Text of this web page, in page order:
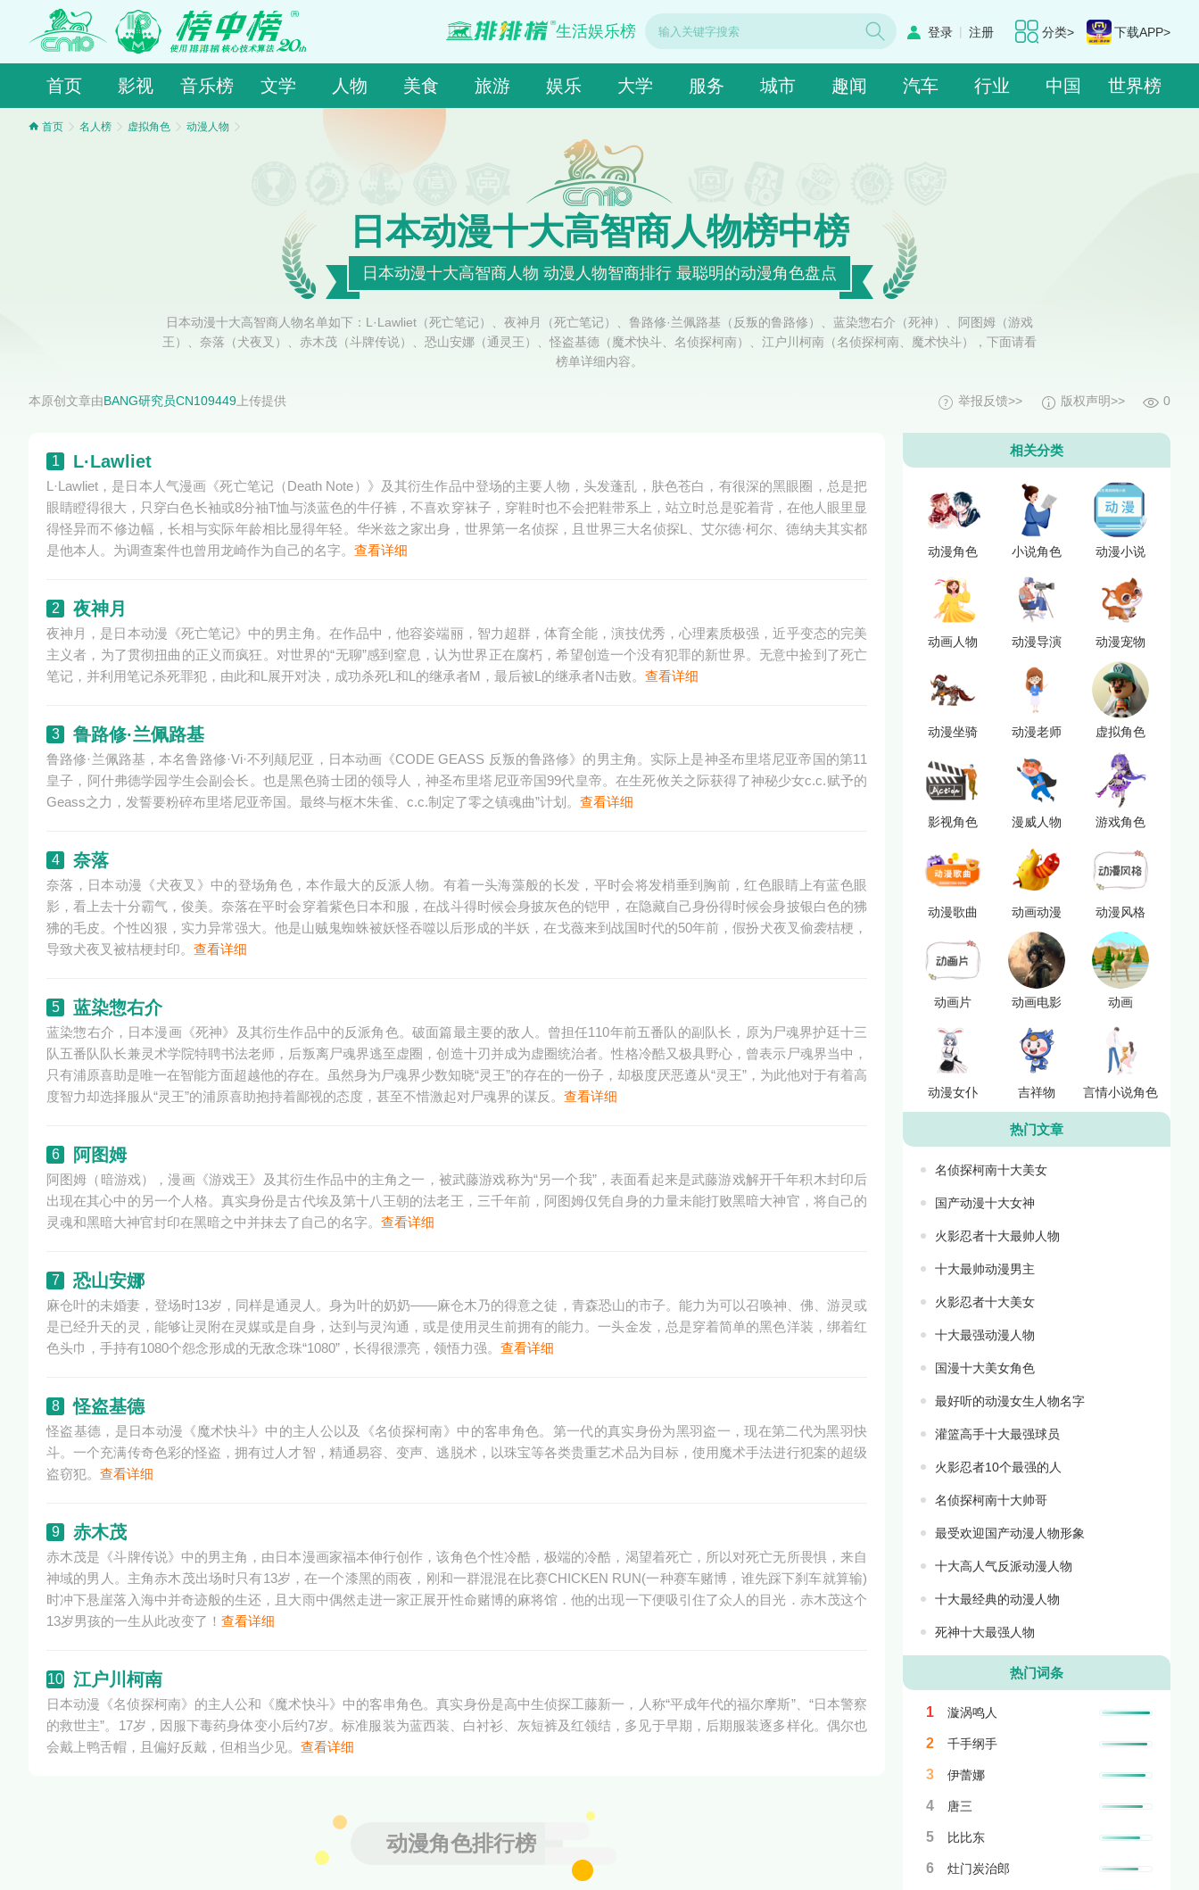
分类> 下载APP>
登录 | 注册
生活娱乐榜
首页 影视 音乐榜 文学 人物 美食 旅游 娱乐 大学 服务 城市 趣闻 汽车 行业 中国 世界榜
首页 名人榜 虚拟角色 动漫人物
日本动漫十大高智商人物榜中榜
日本动漫十大高智商人物 动漫人物智商排行 最聪明的动漫角色盘点
日本动漫十大高智商人物名单如下：L·Lawliet（死亡笔记）、夜神月（死亡笔记）、鲁路修·兰佩路基（反叛的鲁路修）、蓝染惣右介（死神）、阿图姆（游戏
王）、奈落（犬夜叉）、赤木茂（斗牌传说）、恐山安娜（通灵王）、怪盗基德（魔术快斗、名侦探柯南）、江户川柯南（名侦探柯南、魔术快斗），下面请看
榜单详细内容。
本原创文章由BANG研究员CN109449上传提供 0
版权声明>>
举报反馈>>
1 L·Lawliet
L·Lawliet，是日本人气漫画《死亡笔记（Death Note）》及其衍生作品中登场的主要人物，头发蓬乱，肤色苍白，有很深的黑眼圈，总是把
眼睛瞪得很大，只穿白色长袖或8分袖T恤与淡蓝色的牛仔裤，不喜欢穿袜子，穿鞋时也不会把鞋带系上，站立时总是驼着背，在他人眼里显
得怪异而不修边幅，长相与实际年龄相比显得年轻。华米兹之家出身，世界第一名侦探，且世界三大名侦探L、艾尔德·柯尔、德纳夫其实都
是他本人。为调查案件也曾用龙崎作为自己的名字。 查看详细
2 夜神月
夜神月，是日本动漫《死亡笔记》中的男主角。在作品中，他容姿端丽，智力超群，体育全能，演技优秀，心理素质极强，近乎变态的完美
主义者，为了贯彻扭曲的正义而疯狂。对世界的“无聊”感到窒息，认为世界正在腐朽，希望创造一个没有犯罪的新世界。无意中捡到了死亡
笔记，并利用笔记杀死罪犯，由此和L展开对决，成功杀死L和L的继承者M，最后被L的继承者N击败。 查看详细
3 鲁路修·兰佩路基
鲁路修·兰佩路基，本名鲁路修·Vi·不列颠尼亚，日本动画《CODE GEASS 反叛的鲁路修》的男主角。实际上是神圣布里塔尼亚帝国的第11
皇子，阿什弗德学园学生会副会长。也是黑色骑士团的领导人，神圣布里塔尼亚帝国99代皇帝。在生死攸关之际获得了神秘少女c.c.赋予的
Geass之力，发誓要粉碎布里塔尼亚帝国。最终与枢木朱雀、c.c.制定了零之镇魂曲”计划。 查看详细
4 奈落
奈落，日本动漫《犬夜叉》中的登场角色，本作最大的反派人物。有着一头海藻般的长发，平时会将发梢垂到胸前，红色眼睛上有蓝色眼
影，看上去十分霸气，俊美。奈落在平时会穿着紫色日本和服，在战斗得时候会身披灰色的铠甲，在隐藏自己身份得时候会身披银白色的狒
狒的毛皮。个性凶狠，实力异常强大。他是山贼鬼蜘蛛被妖怪吞噬以后形成的半妖，在戈薇来到战国时代的50年前，假扮犬夜叉偷袭桔梗，
导致犬夜叉被桔梗封印。 查看详细
5 蓝染惣右介
蓝染惣右介，日本漫画《死神》及其衍生作品中的反派角色。破面篇最主要的敌人。曾担任110年前五番队的副队长，原为尸魂界护廷十三
队五番队队长兼灵术学院特聘书法老师，后叛离尸魂界逃至虚圈，创造十刃并成为虚圈统治者。性格冷酷又极具野心，曾表示尸魂界当中，
只有浦原喜助是唯一在智能方面超越他的存在。虽然身为尸魂界少数知晓“灵王”的存在的一份子，却极度厌恶遵从“灵王”，为此他对于有着高
度智力却选择服从“灵王”的浦原喜助抱持着鄙视的态度，甚至不惜激起对尸魂界的谋反。 查看详细
6 阿图姆
阿图姆（暗游戏），漫画《游戏王》及其衍生作品中的主角之一，被武藤游戏称为“另一个我”，表面看起来是武藤游戏解开千年积木封印后
出现在其心中的另一个人格。真实身份是古代埃及第十八王朝的法老王，三千年前，阿图姆仅凭自身的力量未能打败黑暗大神官，将自己的
灵魂和黑暗大神官封印在黑暗之中并抹去了自己的名字。 查看详细
7 恐山安娜
麻仓叶的未婚妻，登场时13岁，同样是通灵人。身为叶的奶奶——麻仓木乃的得意之徒，青森恐山的市子。能力为可以召唤神、佛、游灵或
是已经升天的灵，能够让灵附在灵媒或是自身，达到与灵沟通，或是使用灵生前拥有的能力。一头金发，总是穿着简单的黑色洋装，绑着红
色头巾，手持有1080个怨念形成的无敌念珠“1080”，长得很漂亮，领悟力强。 查看详细
8 怪盗基德
怪盗基德，是日本动漫《魔术快斗》中的主人公以及《名侦探柯南》中的客串角色。第一代的真实身份为黑羽盗一，现在第二代为黑羽快
斗。一个充满传奇色彩的怪盗，拥有过人才智，精通易容、变声、逃脱术，以珠宝等各类贵重艺术品为目标，使用魔术手法进行犯案的超级
盗窃犯。 查看详细
9 赤木茂
赤木茂是《斗牌传说》中的男主角，由日本漫画家福本伸行创作，该角色个性冷酷，极端的冷酷，渴望着死亡，所以对死亡无所畏惧，来自
神域的男人。主角赤木茂出场时只有13岁，在一个漆黑的雨夜，刚和一群混混在比赛CHICKEN RUN(一种赛车赌博，谁先踩下刹车就算输)
时冲下悬崖落入海中并奇迹般的生还，且大雨中偶然走进一家正展开性命赌博的麻将馆．他的出现一下便吸引住了众人的目光．赤木茂这个
13岁男孩的一生从此改变了！ 查看详细
10 江户川柯南
日本动漫《名侦探柯南》的主人公和《魔术快斗》中的客串角色。真实身份是高中生侦探工藤新一，人称“平成年代的福尔摩斯”、“日本警察
的救世主”。17岁，因服下毒药身体变小后约7岁。标准服装为蓝西装、白衬衫、灰短裤及红领结，多见于早期，后期服装逐多样化。偶尔也
会戴上鸭舌帽，且偏好反戴，但相当少见。 查看详细
动漫角色排行榜
相关分类
动漫角色 小说角色 动漫小说
动画人物 动漫导演 动漫宠物
动漫坐骑 动漫老师 虚拟角色
影视角色 漫威人物 游戏角色
动漫歌曲 动画动漫 动漫风格
动画片 动画电影 动画
动漫女仆 吉祥物 言情小说角色
热门文章
名侦探柯南十大美女
国产动漫十大女神
火影忍者十大最帅人物
十大最帅动漫男主
火影忍者十大美女
十大最强动漫人物
国漫十大美女角色
最好听的动漫女生人物名字
灌篮高手十大最强球员
火影忍者10个最强的人
名侦探柯南十大帅哥
最受欢迎国产动漫人物形象
十大高人气反派动漫人物
十大最经典的动漫人物
死神十大最强人物
热门词条
1 漩涡鸣人
2 千手纲手
3 伊蕾娜
4 唐三
5 比比东
6 灶门炭治郎